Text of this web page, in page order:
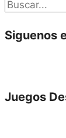
Siguenos
Juegos